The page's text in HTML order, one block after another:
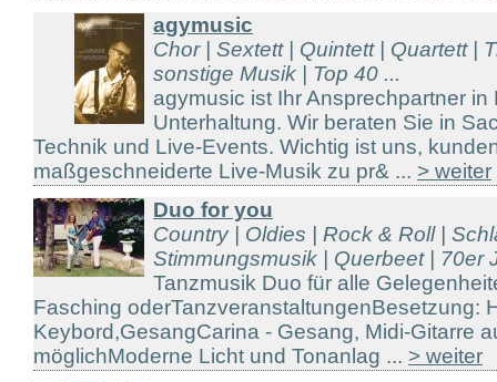
agymusic
Chor | Sextett | Quintett | Quartett |
sonstige Musik | Top 40 ...
agymusic ist Ihr Ansprechpartner
Unterhaltung. Wir beraten Sie in
Technik und Live-Events. Wichtig ist uns,
maßgeschneiderte Live-Musik zu pr& ... > weiter
Duo for you
Country | Oldies | Rock & Roll |
Stimmungsmusik | Querbeet | 70er
Tanzmusik Duo für alle
Fasching oderTanzveranstaltungenBesetzung:
Keybord,GesangCarina - Gesang, Midi-Gitarre
möglichModerne Licht und Tonanlag ... > weiter